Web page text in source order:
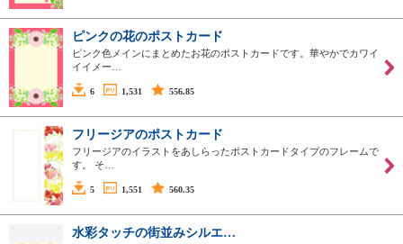
ピンクの花のポストカード
ピンク色メインにまとめたお花のポストカードです。華やかでカワイ
イイメー…
6 1,531 556.85
フリージアのポストカード
フリージアのイラストをあしらったポストカードタイプのフレームで
す。 そ…
5 1,551 560.35
水彩タッチの街並みシルエ…